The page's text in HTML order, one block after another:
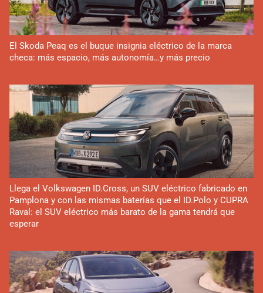
El Skoda Peaq es el buque insignia eléctrico de la marca
checa: más espacio, más autonomía…y más precio
Llega el Volkswagen ID.Cross, un SUV eléctrico fabricado en
Pamplona y con las mismas baterías que el ID.Polo y CUPRA
Raval: el SUV eléctrico más barato de la gama tendrá que
esperar